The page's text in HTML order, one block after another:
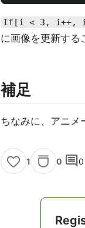
If[i < 3, i++,
に画像を更新する
補足
ちなみに、アニメ
1 0 comment0